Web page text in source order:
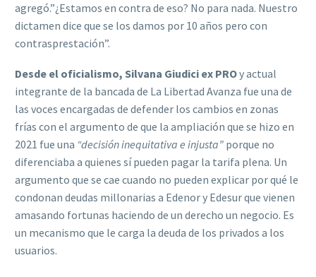
agregó.”¿Estamos en contra de eso? No para nada. Nuestro
dictamen dice que se los damos por 10 años pero con
contrasprestación”.
Desde el oficialismo, Silvana Giudici ex PROy actual
integrante de la bancada de La Libertad Avanza fue una de
las voces encargadas de defender los cambios en zonas
frías con el argumento de que la ampliación que se hizo en
2021 fue una “decisión inequitativa e injusta” porque no
diferenciaba a quienes sí pueden pagar la tarifa plena. Un
argumento que se cae cuando no pueden explicar por qué le
condonan deudas millonarias a Edenor y Edesur que vienen
amasando fortunas haciendo de un derecho un negocio. Es
un mecanismo que le carga la deuda de los privados a los
usuarios.